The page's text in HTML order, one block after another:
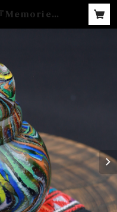
『Memories